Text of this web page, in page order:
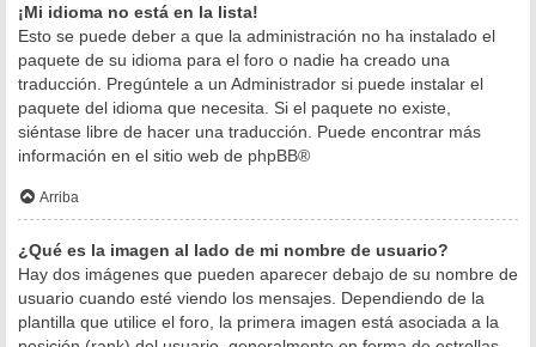
¡Mi idioma no está en la lista!
Esto se puede deber a que la administración no ha instalado el
paquete de su idioma para el foro o nadie ha creado una
traducción. Pregúntele a un Administrador si puede instalar el
paquete del idioma que necesita. Si el paquete no existe,
siéntase libre de hacer una traducción. Puede encontrar más
información en el sitio web de phpBB®
Arriba
¿Qué es la imagen al lado de mi nombre de usuario?
Hay dos imágenes que pueden aparecer debajo de su nombre de
usuario cuando esté viendo los mensajes. Dependiendo de la
plantilla que utilice el foro, la primera imagen está asociada a la